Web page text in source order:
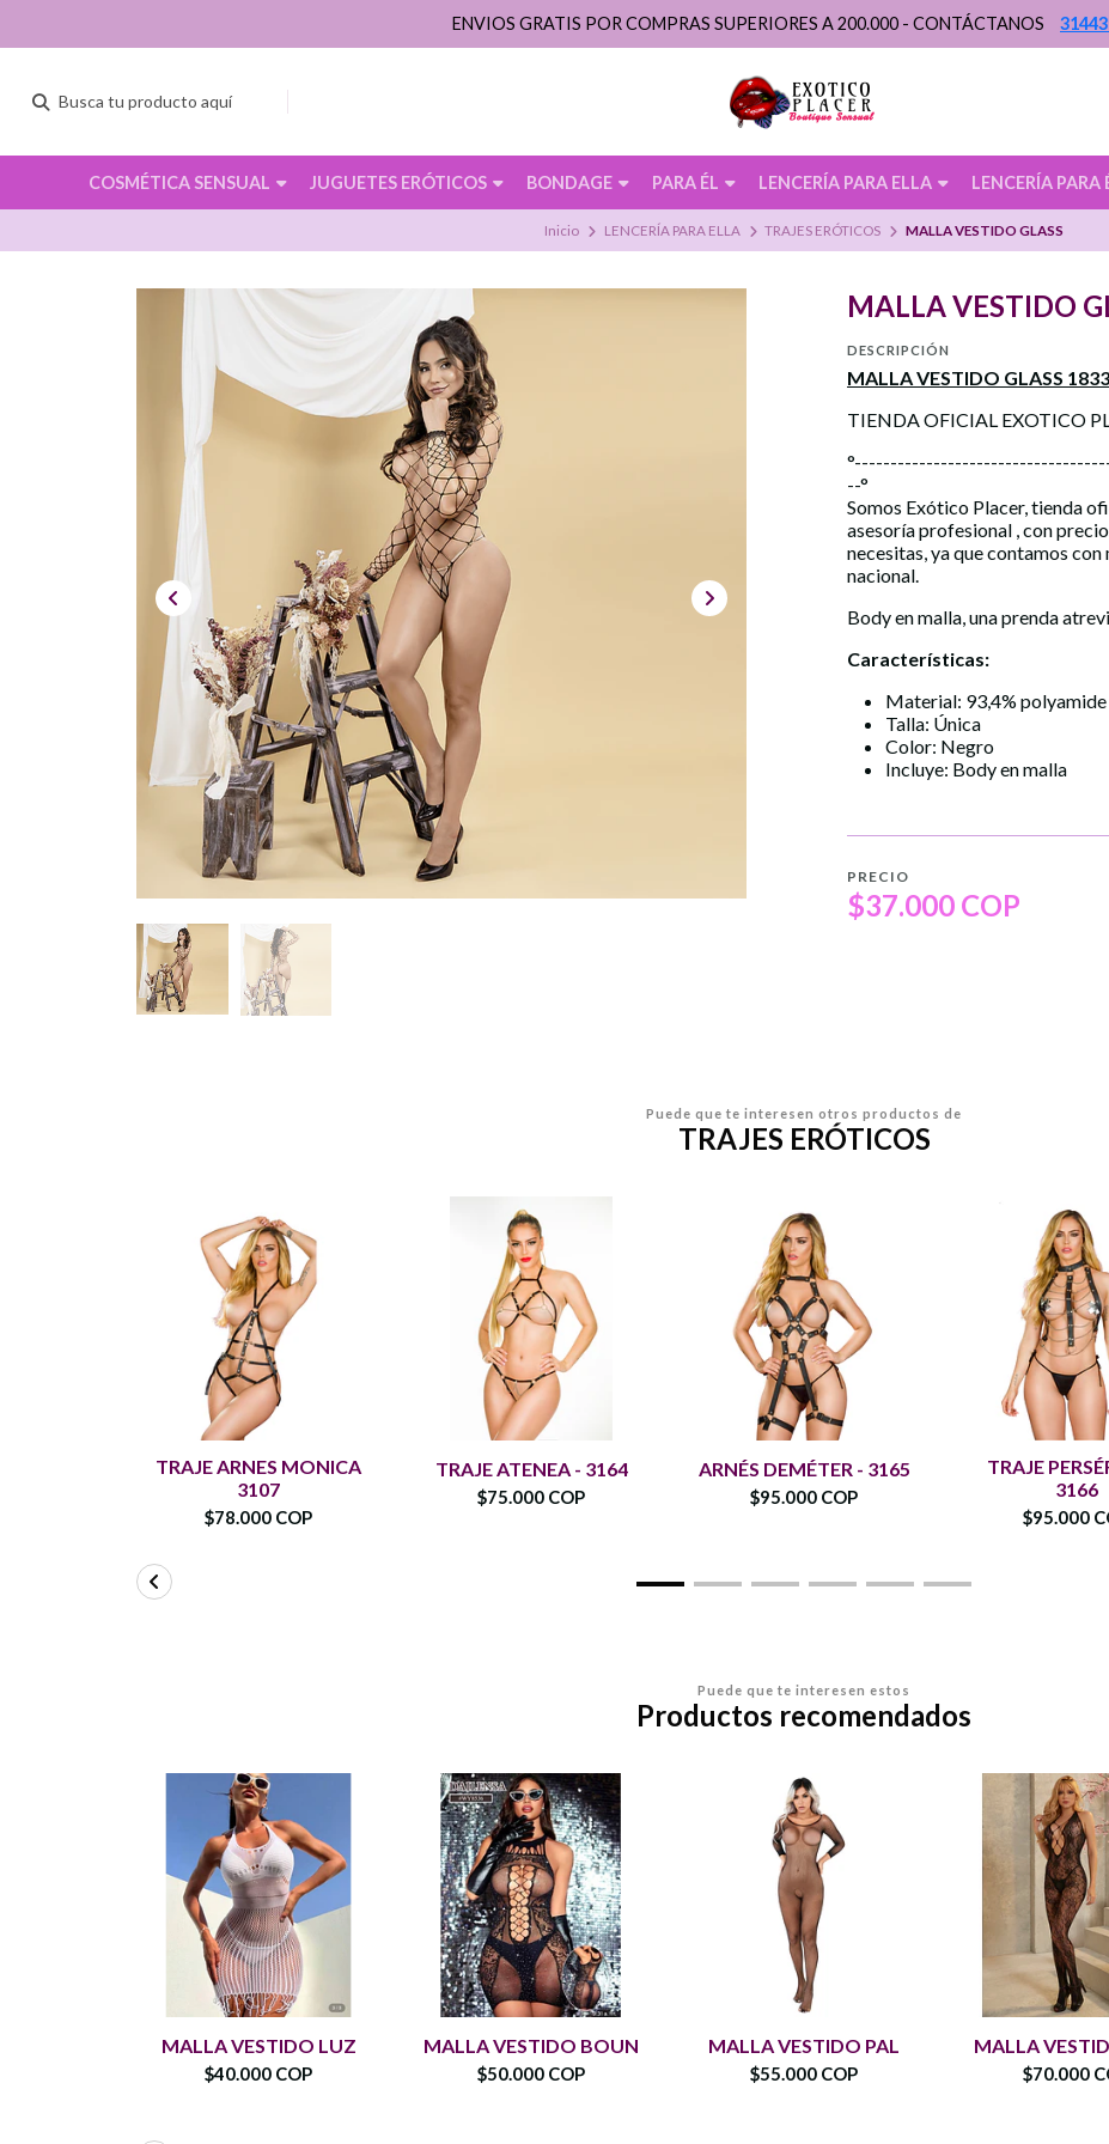
COSMÉTICA SENSUAL JUGUETES ERÓTICOS BONDAGE PARA ÉL LENCERÍA PARA ELLA LENCERÍA PARA
ENVIOS GRATIS POR COMPRAS SUPERIORES A 200.000 - CONTÁCTANOS
Inicio LENCERÍA PARA ELLA TRAJES ERÓTICOS MALLA VESTIDO GLASS
MALLA VESTIDO
DESCRIPCIÓN
MALLA VESTIDO GLASS 1833
TIENDA OFICIAL EXOTICO
--°
Somos Exótico Placer, tienda
asesoría profesional , con
necesitas, ya que contamos
nacional.
Body en malla, una prenda
Características:
Material: 93,4% polyamide
Talla: Única
Color: Negro
Incluye: Body en malla
PRECIO
$37.000 COP
Puede que te interesen otros productos de
TRAJES ERÓTICOS
TRAJE ARNES MONICA
3107
$78.000 COP
TRAJE ATENEA - 3164
$75.000 COP
ARNÉS DEMÉTER - 3165
$95.000 COP
TRAJE
3166
$95.000
Puede que te interesen estos
Productos recomendados
MALLA VESTIDO LUZ
$40.000 COP
MALLA VESTIDO BOUN
$50.000 COP
MALLA VESTIDO PAL
$55.000 COP
MALLA
$70.000